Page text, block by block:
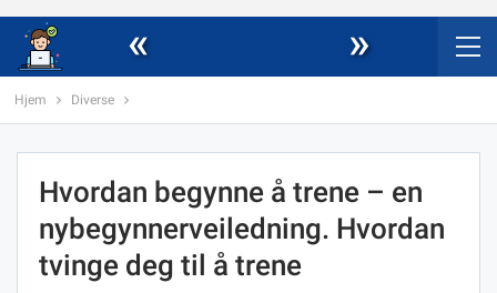
« »
Hjem Diverse
Hvordan begynne å trene – en
nybegynnerveiledning. Hvordan
tvinge deg til å trene